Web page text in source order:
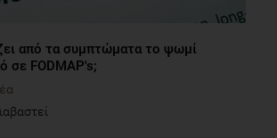
από τα συμπτώματα το ψωμί
σε FODMAP's;